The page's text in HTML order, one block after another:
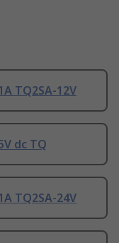
TQ2SA-12V
dc TQ
TQ2SA-24V